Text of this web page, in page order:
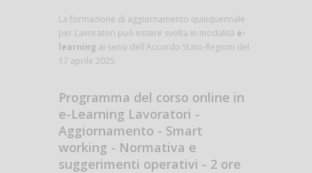
La formazione di aggiornamento quinquennale
per Lavoratori può essere svolta in modalità e-
learning ai sensi dell'Accordo Stato-Regioni del
17 aprile 2025.
Programma del corso online in
e-Learning Lavoratori -
Aggiornamento - Smart
working - Normativa e
suggerimenti operativi - 2 ore